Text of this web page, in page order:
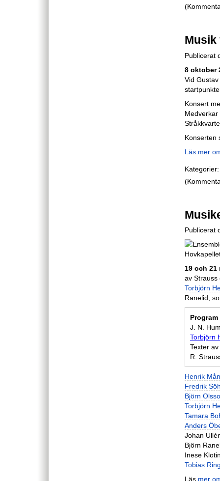
Musik
Publicerat
8 oktober
Vid
Konsert
Konserten
Läs mer
Kategorier:
Publicerat
19 och 21
av
Torbjörn
Ranelid,
Program
J. N.
Torbjörn
Texter av
R.
Henrik
Fredrik
Björn
Torbjörn
Tamara
Anders
Johan
Björn
Inese
Tobias
Läs mer